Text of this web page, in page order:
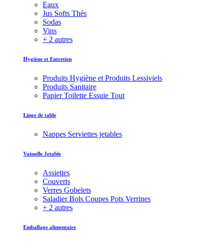
Eaux
Jus Softs Thés
Sodas
Vins
+ 2 autres
Hygiène et Entretien
Produits Hygiène et Produits Lessiviels
Produits Sanitaire
Papier Toilette Essuie Tout
Linge de table
Nappes Serviettes jetables
Vaisselle Jetable
Assiettes
Couverts
Verres Gobelets
Saladier Bols Coupes Pots Verrines
+ 2 autres
Emballage alimentaire